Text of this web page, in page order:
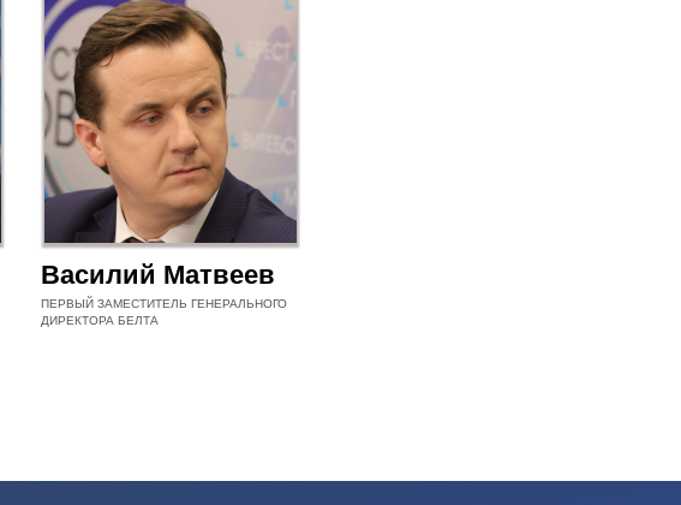
Василий Матвеев
ПЕРВЫЙ ЗАМЕСТИТЕЛЬ ГЕНЕРАЛЬНОГО
ДИРЕКТОРА БЕЛТА